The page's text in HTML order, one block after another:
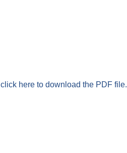
click here to download the PDF file.